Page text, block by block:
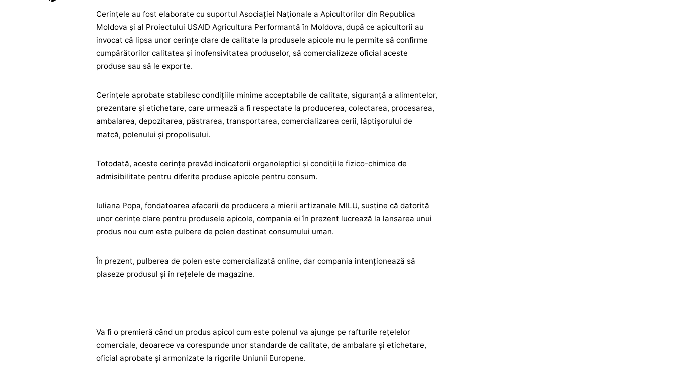
Cerințele au fost elaborate cu suportul Asociației Naționale a Apicultorilor din Republica
Moldova și al Proiectului USAID Agricultura Performantă în Moldova, după ce apicultorii au
invocat că lipsa unor cerințe clare de calitate la produsele apicole nu le permite să confirme
cumpărătorilor calitatea și inofensivitatea produselor, să comercializeze oficial aceste
produse sau să le exporte.
Cerințele aprobate stabilesc condițiile minime acceptabile de calitate, siguranță a alimentelor,
prezentare și etichetare, care urmează a fi respectate la producerea, colectarea, procesarea,
ambalarea, depozitarea, păstrarea, transportarea, comercializarea cerii, lăptișorului de
matcă, polenului și propolisului.
Totodată, aceste cerințe prevăd indicatorii organoleptici și condițiile fizico-chimice de
admisibilitate pentru diferite produse apicole pentru consum.
Iuliana Popa, fondatoarea afacerii de producere a mierii artizanale MILU, susține că datorită
unor cerințe clare pentru produsele apicole, compania ei în prezent lucrează la lansarea unui
produs nou cum este pulbere de polen destinat consumului uman.
În prezent, pulberea de polen este comercializată online, dar compania intenționează să
plaseze produsul și în rețelele de magazine.
Va fi o premieră când un produs apicol cum este polenul va ajunge pe rafturile rețelelor
comerciale, deoarece va corespunde unor standarde de calitate, de ambalare și etichetare,
oficial aprobate și armonizate la rigorile Uniunii Europene.